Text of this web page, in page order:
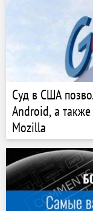
Суд в США
Android, а
Mozilla